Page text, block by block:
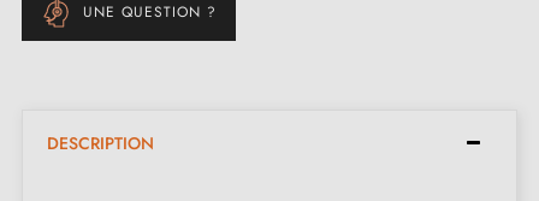
UNE QUESTION ?
DESCRIPTION